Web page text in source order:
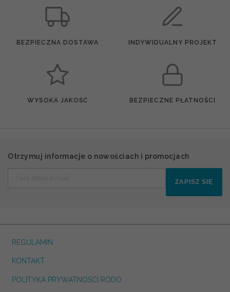
BEZPIECZNA DOSTAWA INDYWIDUALNY PROJEKT
WYSOKA JAKOŚĆ BEZPIECZNE PŁATNOŚCI
Otrzymuj informacje o nowościach i promocjach
ZAPISZ SIĘ
REGULAMIN
KONTAKT
POLITYKA PRYWATNOSCI RODO